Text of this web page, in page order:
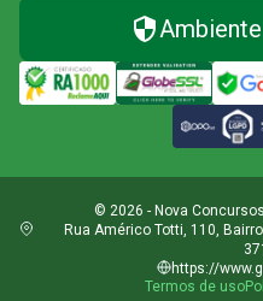
Ambiente
© 2026 - Nova
Rua Américo Totti, 110,
https://
Termos de uso